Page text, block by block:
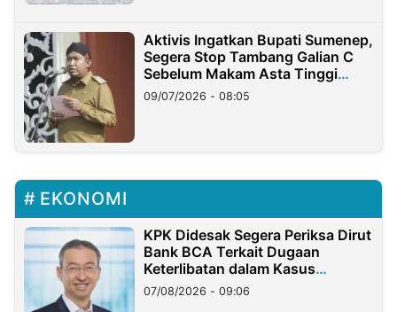
Aktivis Ingatkan Bupati Sumenep,
Segera Stop Tambang Galian C
Sebelum Makam Asta Tinggi
Longsor
09/07/2026 - 08:05
EKONOMI
KPK Didesak Segera Periksa Dirut
Bank BCA Terkait Dugaan
Keterlibatan dalam Kasus
Hilangnya Dana Nasabah Rp2,58
Miliar
07/08/2026 - 09:06